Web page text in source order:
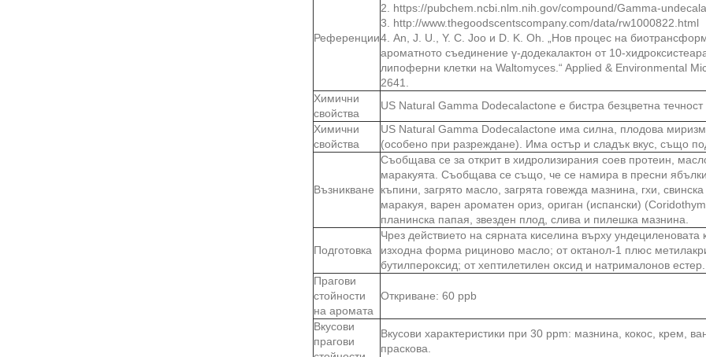
Референции
2. https://pubchem.ncbi.nlm.nih.gov/compound/Gamma-
3. http://www.thegoodscentscompany.com/data/rw1000822.html
4. An, J. U., Y. C. Joo и D. K. Oh. „Нов процес на
ароматното съединение γ-додекалактон от 10-
липоферни клетки на Waltomyces.“ Applied & Environmental
2641.
Химични
свойства
US Natural Gamma Dodecalactone е бистра безцветна течност
Химични
свойства
US Natural Gamma Dodecalactone има силна, плодова
(особено при разреждане). Има остър и сладък вкус, също
Възникване
Съобщава се за открит в хидролизирания соев протеин,
маракуята. Съобщава се също, че се намира в пресни
къпини, загрято масло, загрята говежда мазнина, гхи,
маракуя, варен ароматен ориз, ориган (испански)
планинска папая, звезден плод, слива и пилешка мазнина.
Подготовка
Чрез действието на сярната киселина върху
изходна форма рициново масло; от октанол-1 плюс
бутилпероксид; от хептилетилен оксид и натрималонов естер.
Прагови
стойности
на аромата
Откриване: 60 ppb
Вкусови
прагови
Вкусови характеристики при 30 ppm: мазнина, кокос, крем,
праскова.